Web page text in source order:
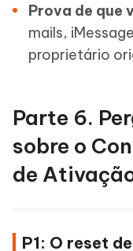
Prova de que
mails,
proprietário
Parte 6.
sobre o
de
P1: O reset